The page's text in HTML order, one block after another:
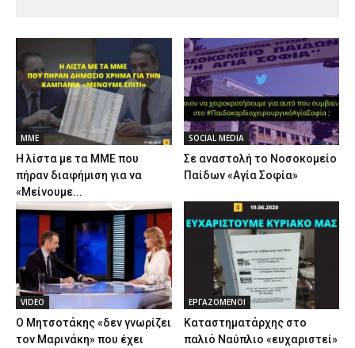
ΜΜΕ
Η λίστα με τα ΜΜΕ που
πήραν διαφήμιση για να
«Μείνουμε...
SOCIAL MEDIA
Σε αναστολή το Νοσοκομείο
Παίδων «Αγία Σοφία»
VIDEO
Ο Μητσοτάκης «δεν γνωρίζει
τον Μαρινάκη» που έχει
ΕΡΓΑΖΟΜΕΝΟΙ
Καταστηματάρχης στο
παλιό Ναύπλιο «ευχαριστεί»